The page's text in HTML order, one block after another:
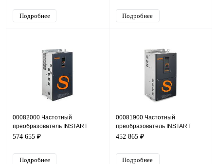
Подробнее Подробнее
00082000 Частотный
преобразователь INSTART
INPRIME-G110-4F, 380В, 110кВт,
574 655 ₽
Подробнее
00081900 Частотный
преобразователь INSTART
INPRIME-G90-4F, 380В, 90кВт,
452 865 ₽
Подробнее